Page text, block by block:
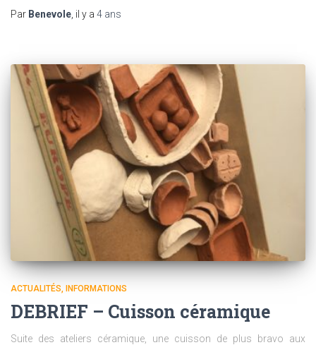
Par Benevole , il y a 4 ans
ACTUALITÉS INFORMATIONS
DEBRIEF – Cuisson céramique
Suite des ateliers céramique, une cuisson de plus bravo aux